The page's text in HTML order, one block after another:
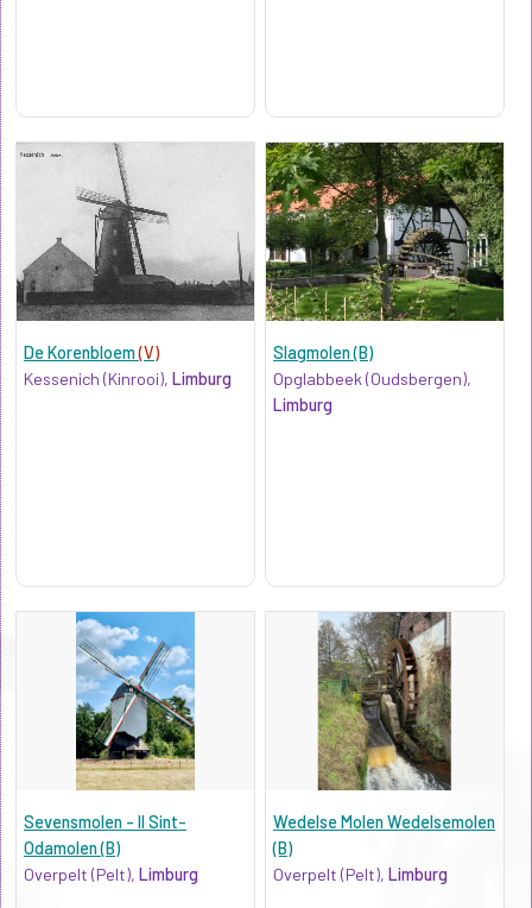
De Korenbloem(V)
Kessenich (Kinrooi), Limburg
Slagmolen (B)
Opglabbeek (Oudsbergen),
Limburg
Sevensmolen - II Sint-
Odamolen (B)
Overpelt (Pelt), Limburg
Wedelse Molen Wedelsemolen
(B)
Overpelt (Pelt),Limburg